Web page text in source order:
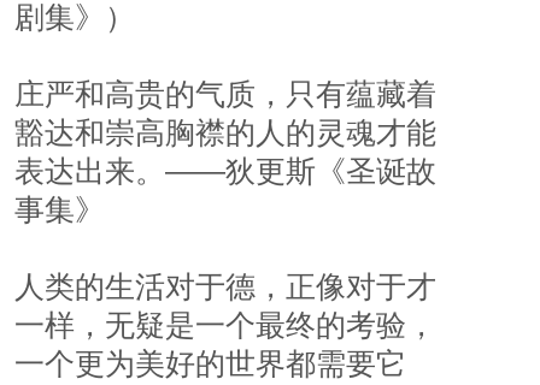
剧集》）
庄严和高贵的气质，只有蕴藏着
豁达和崇高胸襟的人的灵魂才能
表达出来。——狄更斯《圣诞故
事集》
人类的生活对于德，正像对于才
一样，无疑是一个最终的考验，
一个更为美好的世界都需要它